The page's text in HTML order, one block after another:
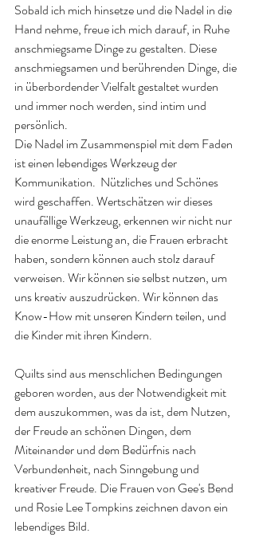
Sobald ich mich hinsetze und die Nadel in die
Hand nehme, freue ich mich darauf, in Ruhe
anschmiegsame Dinge zu gestalten. Diese
anschmiegsamen und berührenden Dinge, die
in überbordender Vielfalt gestaltet wurden
und immer noch werden, sind intim und
persönlich.
Die Nadel im Zusammenspiel mit dem Faden
ist einen lebendiges Werkzeug der
Kommunikation.  Nützliches und Schönes
wird geschaffen. Wertschätzen wir dieses
unaufällige Werkzeug, erkennen wir nicht nur
die enorme Leistung an, die Frauen erbracht
haben, sondern können auch stolz darauf
verweisen. Wir können sie selbst nutzen, um
uns kreativ auszudrücken. Wir können das
Know-How mit unseren Kindern teilen, und
die Kinder mit ihren Kindern.
Quilts sind aus menschlichen Bedingungen
geboren worden, aus der Notwendigkeit mit
dem auszukommen, was da ist, dem Nutzen,
der Freude an schönen Dingen, dem
Miteinander und dem Bedürfnis nach
Verbundenheit, nach Sinngebung und
kreativer Freude. Die Frauen von Gee's Bend
und Rosie Lee Tompkins zeichnen davon ein
lebendiges Bild.